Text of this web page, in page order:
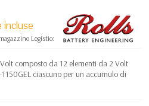
incluse
Logistico Europa
composto da 12 elementi da 2 Volt
ciascuno per un accumulo di